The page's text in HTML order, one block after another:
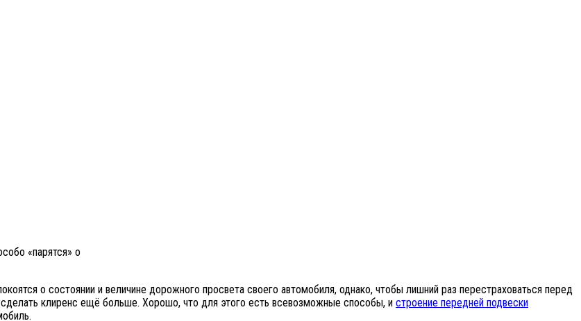
«парятся» о
о состоянии и величине дорожного просвета своего автомобиля, однако, чтобы лишний раз перестраховаться перед
клиренс ещё больше. Хорошо, что для этого есть всевозможные способы, и строение передней подвески